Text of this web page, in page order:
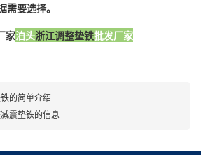
要选择。
家泊头浙江调整垫铁批发厂家
的简单介绍
震垫铁的信息